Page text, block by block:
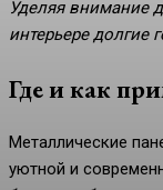
Уделяя внимание
интерьере долгие
Где и как
Металлические
уютной и